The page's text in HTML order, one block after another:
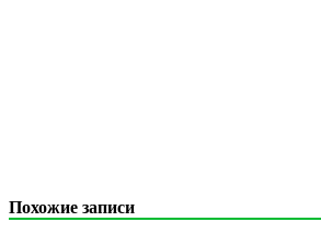
Похожие записи